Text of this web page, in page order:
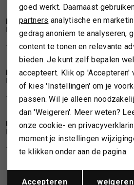
/2
NOTERMAN
Noterman Jeans regular
199,99
1/2
/2
NOTERMAN
Noterman Chino
199,99
1/2
/2
NOTERMAN
Noterman Jeans dark blue
199,99
Filter
Marketing cookies
Terug
goed werkt. Daarnaast
partners analytische en
gedrag anoniem te analyseren,
content te tonen en relevante
bieden. Je kunt zelf bepalen
accepteert. Klik op 'Accepteren'
of kies 'Instellingen' om je
passen. Wil je alleen
dan 'Weigeren'. Meer weten?
onze cookie- en
moment je instellingen
te klikken onder aan de pagina.
Accepteren weigeren